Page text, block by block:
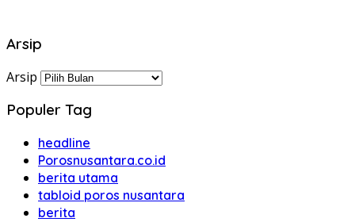
Arsip
Arsip
Populer Tag
headline
Porosnusantara.co.id
berita utama
tabloid poros nusantara
berita